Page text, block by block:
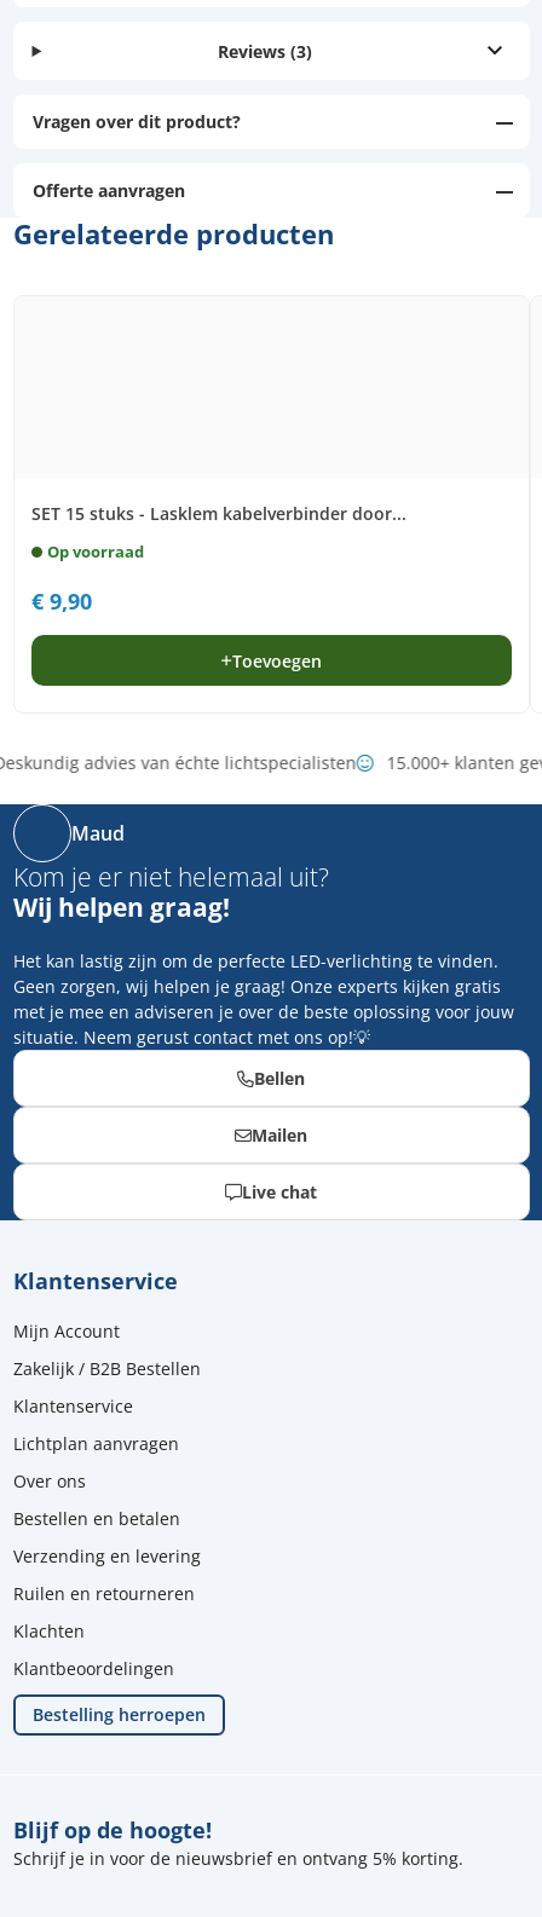
Reviews (3)
Vragen over dit product?
Offerte aanvragen
Gerelateerde producten
SET 15 stuks - Lasklem kabelverbinder door...
Op voorraad
€9,90
Toevoegen
advies van échte lichtspecialisten 15.000+ klanten
Maud
Kom je er niet helemaal uit?
Wij helpen graag!
Het kan lastig zijn om de perfecte LED-verlichting te vinden.
Geen zorgen, wij helpen je graag! Onze experts kijken gratis
met je mee en adviseren je over de beste oplossing voor jouw
situatie. Neem gerust contact met ons op!💡
Bellen
Mailen
Live chat
Blijf op de hoogte!
Schrijf je in voor de nieuwsbrief en ontvang 5% korting.
Klantenservice
Mijn Account
Zakelijk / B2B Bestellen
Klantenservice
Lichtplan aanvragen
Over ons
Bestellen en betalen
Verzending en levering
Ruilen en retourneren
Klachten
Klantbeoordelingen
Bestelling herroepen